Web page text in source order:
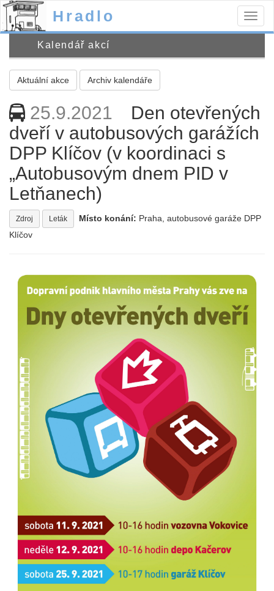
Hradlo
Kalendář akcí
Aktuální akce Archiv kalendáře
25.9.2021
Den otevřených
dveří v autobusových garážích
DPP Klíčov (v koordinaci s
„Autobusovým dnem PID v
Letňanech)
Zdroj Leták Místo konání: Praha, autobusové garáže DPP
Klíčov